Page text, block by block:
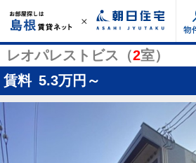
物
レオパレストビス（2室）
賃料 5.3万円～